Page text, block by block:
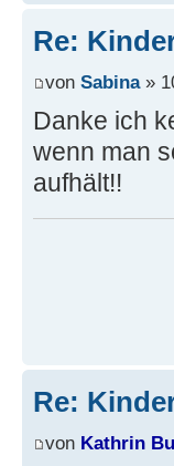
Re:
von Sabina»
Danke ich
wenn man
aufhält!!
Re:
von Kathrin